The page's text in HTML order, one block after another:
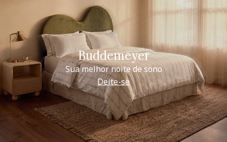
Buddemeyer
Sua melhor noite de sono
Deite-se